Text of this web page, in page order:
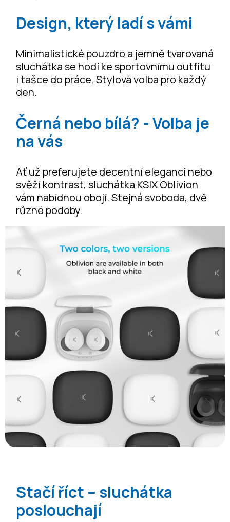
Design, který ladí s vámi
Minimalistické pouzdro a jemně tvarovaná
sluchátka se hodí ke sportovnímu outfitu
i tašce do práce. Stylová volba pro každý
den.
Černá nebo bílá? - Volba je
na vás
Ať už preferujete decentní eleganci nebo
svěží kontrast, sluchátka KSIX Oblivion
vám nabídnou obojí. Stejná svoboda, dvě
různé podoby.
Stačí říct – sluchátka
poslouchají